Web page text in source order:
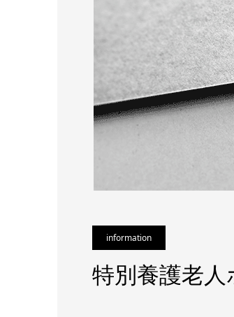
information
特別養護老